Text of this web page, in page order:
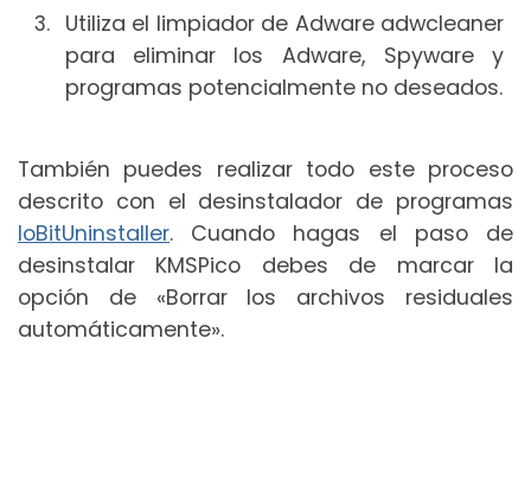
Utiliza el limpiador de Adware adwcleaner
para eliminar los Adware, Spyware y
programas potencialmente no deseados.
También puedes realizar todo este proceso
descrito con el desinstalador de programas
IoBitUninstaller. Cuando hagas el paso de
desinstalar KMSPico debes de marcar la
opción de «Borrar los archivos residuales
automáticamente».